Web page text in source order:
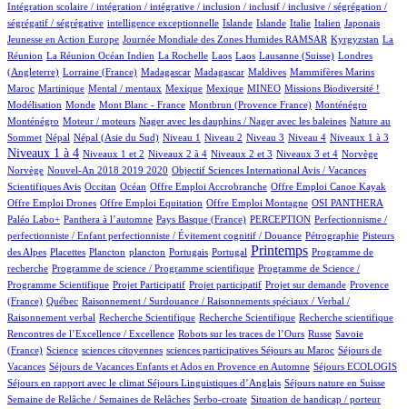
Intégration scolaire / intégration / intégrative / inclusion / inclusif / inclusive / ségrégation /
ségrégatif / ségrégative
1/913 intelligence exceptionnelle
10/913 Islande
9/913 Islande
9/913 Italie
78/913 Italien
5/913 Japonais
2/913
Jeunesse en Action Europe
5/913 Journée Mondiale des Zones Humides RAMSAR
101/913 Kyrgyzstan
6/913
La
Réunion
4/913 La Réunion Océan Indien
1/913 La Rochelle
1/913 Laos
1/913 Laos
3/913 Lausanne (Suisse)
62/913
Londres
(Angleterre)
1/913 Lorraine (France)
6/913 Madagascar
6/913 Madagascar
2/913 Maldives
1/913 Mammifères Marins
8/913
Maroc
9/913Martinique
2/913 Mental / mentaux
1/913 Mexique
1/913 Mexique
33/913 MINEO
39/913 Missions Biodiversité !
2/913
Modélisation
3/913 Monde
1/913 Mont Blanc - France
8/913 Montbrun (Provence France)
14/913 Monténégro
14/913
Monténégro
2/913 Moteur / moteurs
1/913 Nager avec les dauphins / Nager avec les baleines
2/913
Nature au
Sommet
18/913Népal
18/913 Népal (Asie du Sud)
13/913 Niveau 1
13/913 Niveau 2
10/913 Niveau 3
113/913 Niveau 4
114/913 Niveaux 1 à 3
396/913
Niveaux 1 à 4
12/913 Niveaux 1 et 2
56/913 Niveaux 2 à 4
12/913 Niveaux 2 et 3
159/913 Niveaux 3 et 4
2/913 Norvège
2/913
Norvège
14/913 Nouvel-An 2018 2019 2020
1/913
Objectif Sciences International Avis / Vacances
Scientifiques Avis
10/913 Occitan
168/913 Océan
1/913 Offre Emploi Accrobranche
1/913 Offre Emploi Canoe Kayak
1/913
Offre Emploi Drones
1/913 Offre Emploi Equitation
1/913 Offre Emploi Montagne
113/913 OSI PANTHERA
98/913
Paléo Labo+
112/913 Panthera à l’automne
6/913 Pays Basque (France)
42/913 PERCEPTION
1/913
Perfectionnisme /
perfectionniste / Enfant perfectionniste / Évitement cognitif / Douance
9/913 Pétrographie
5/913
Pisteurs
des Alpes
3/913 Placettes
1/913 Plancton
1/913 plancton
11/913 Portugais
2/913 Portugal
444/913 Printemps
1/913
Programme de
recherche
1/913 Programme de science / Programme scientifique
2/913
Programme de Science /
Programme Scientifique
1/913 Projet Participatif
1/913 Projet participatif
17/913 Projet sur demande
80/913
Provence
(France)
5/913 Québec
1/913
Raisonnement / Surdouance / Raisonnements spéciaux / Verbal /
Raisonnement verbal
1/913 Recherche Scientifique
2/913 Recherche Scientifique
1/913 Recherche scientifique
2/913
Rencontres de l’Excellence / Excellence
6/913 Robots sur les traces de l’Ours
101/913 Russe
4/913
Savoie
(France)
10/913Science
1/913 sciences citoyennes
1/913 sciences participatives
1/913 Séjours au Maroc
100/913
Séjours de
Vacances
71/913 Séjours de Vacances Enfants et Ados en Provence en Automne
4/913 Séjours ECOLOGIS
16/913
Séjours en rapport avec le climat
77/913 Séjours Linguistiques d’Anglais
9/913 Séjours nature en Suisse
100/913
Semaine de Relâche / Semaines de Relâches
14/913 Serbo-croate
2/913
Situation de handicap / porteur